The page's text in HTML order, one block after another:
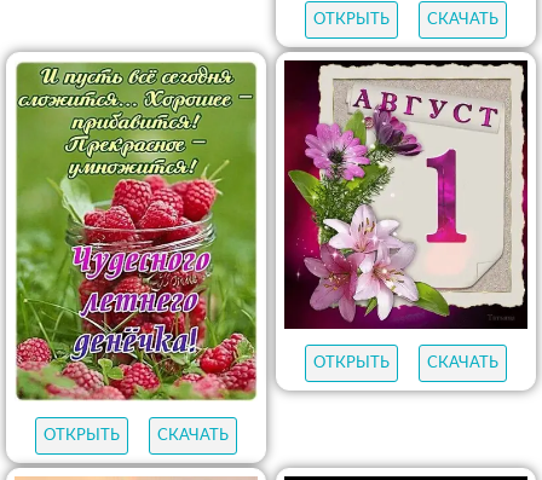
ОТКРЫТЬ СКАЧАТЬ
ОТКРЫТЬ СКАЧАТЬ
ОТКРЫТЬ СКАЧАТЬ